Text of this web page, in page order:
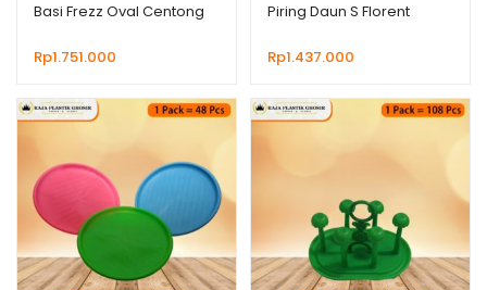
Basi Frezz Oval Centong
Rp1.751.000
Piring Daun S Florent
Rp1.437.000